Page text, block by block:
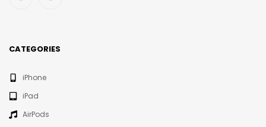
CATEGORIES
iPhone
iPad
AirPods